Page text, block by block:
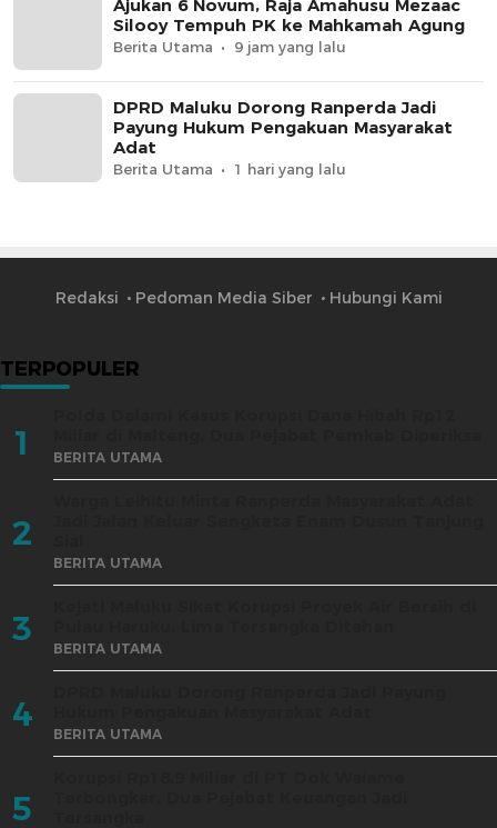
Ajukan 6 Novum, Raja Amahusu Mezaac
Silooy Tempuh PK ke Mahkamah Agung
Berita Utama 9 jam yang lalu
DPRD Maluku Dorong Ranperda Jadi
Payung Hukum Pengakuan Masyarakat
Adat
Berita Utama 1 hari yang lalu
Redaksi Pedoman Media Siber Hubungi Kami
TERPOPULER
1 BERITA UTAMA
2
BERITA UTAMA
3 BERITA UTAMA
4 BERITA UTAMA
5